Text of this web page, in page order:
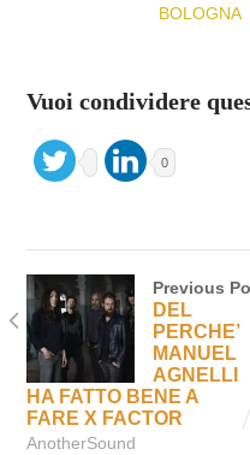
BOLOGNA
Vuoi condividere
0
Previous
DEL
PERCHE’
MANUEL
AGNELLI
HA FATTO BENE A
FARE X FACTOR
AnotherSound